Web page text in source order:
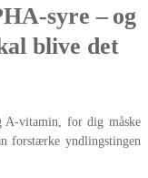
syre – og
blive det
vitamin, for dig måske
forstærke yndlingstingen